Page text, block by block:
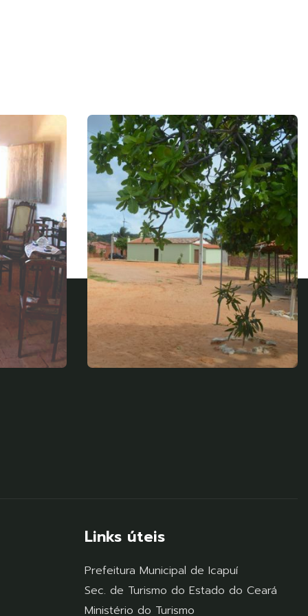
Links úteis
Prefeitura Municipal de Icapuí
Sec. de Turismo do Estado do Ceará
Ministério do Turismo